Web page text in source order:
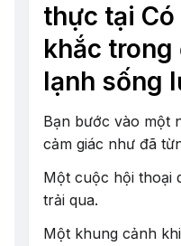
thực tại
khắc trong
lạnh sống
Bạn bước vào một
cảm giác như đã
Một cuộc hội thoại
trải qua.
Một khung cảnh